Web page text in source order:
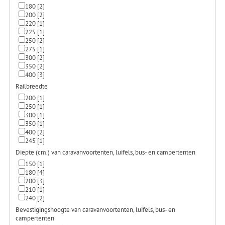
180[2]
200[2]
220[1]
225 [1]
250[2]
275 [1]
300[2]
350[2]
400[3]
Railbreedte
200[1]
250[1]
300[1]
350[1]
400[2]
245 [1]
Diepte (cm.) van caravanvoortenten, luifels, bus- en campertenten
150[1]
180[4]
200[3]
210[1]
240[2]
Bevestigingshoogte van caravanvoortenten, luifels, bus- en
campertenten